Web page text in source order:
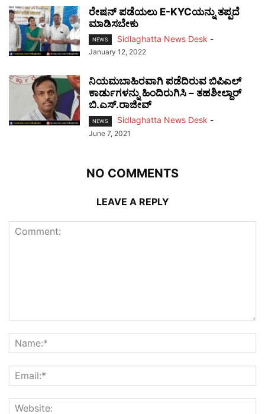
ರೇಷನ್ ಪಡೆಯಲು E-KYCಯನ್ನು ತಪ್ಪದೆ
ಮಾಡಿಸಬೇಕು
NEWS Sidlaghatta News Desk -
January 12, 2022
ನಿಯಮಬಾಹಿರವಾಗಿ ಪಡೆದಿರುವ ಬಿಪಿಎಲ್
ಕಾರ್ಡುಗಳನ್ನು ಹಿಂದಿರುಗಿಸಿ – ತಹಶೀಲ್ದಾರ್
ಬಿ.ಎಸ್.ರಾಜೀವ್
NEWS Sidlaghatta News Desk -
June 7, 2021
NO COMMENTS
LEAVE A REPLY